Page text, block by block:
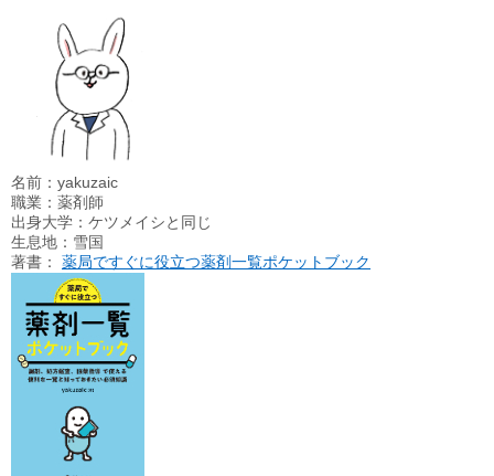
名前：yakuzaic
職業：薬剤師
出身大学：ケツメイシと同じ
生息地：雪国
著書： 薬局ですぐに役立つ薬剤一覧ポケットブック